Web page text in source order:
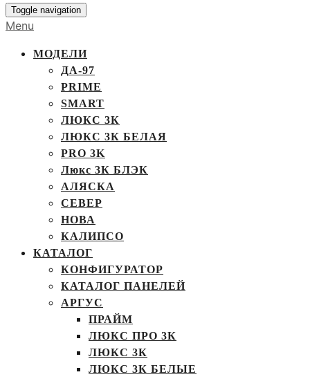
Toggle navigation
Menu
МОДЕЛИ
ДА-97
PRIME
SMART
ЛЮКС 3К
ЛЮКС 3К БЕЛАЯ
PRO 3K
Люкс 3К БЛЭК
АЛЯСКА
СЕВЕР
НОВА
КАЛИПСО
КАТАЛОГ
КОНФИГУРАТОР
КАТАЛОГ ПАНЕЛЕЙ
АРГУС
ПРАЙМ
ЛЮКС ПРО 3К
ЛЮКС 3К
ЛЮКС 3К БЕЛЫЕ